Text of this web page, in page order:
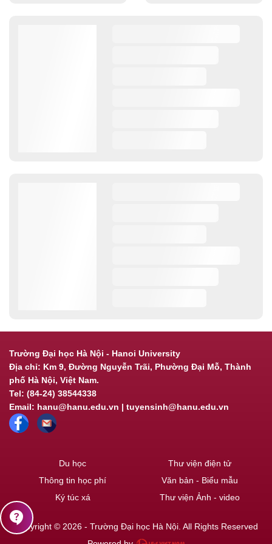
Trường Đại học Hà Nội - Hanoi University
Địa chỉ: Km 9, Đường Nguyễn Trãi, Phường Đại Mỗ, Thành
phố Hà Nội, Việt Nam.
Tel: (84-24) 38544338
Email: hanu@hanu.edu.vn | tuyensinh@hanu.edu.vn
Du học
Thông tin học phí
Ký túc xá
Thư viện điện tử
Văn bản - Biểu mẫu
Thư viện Ảnh - video
Copyright © 2026 - Trường Đại học Hà Nội. All Rights Reserved
contact_support